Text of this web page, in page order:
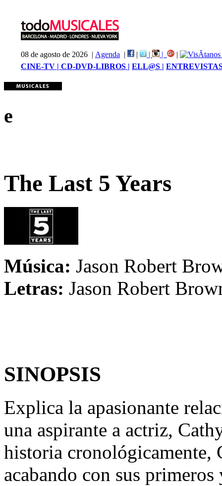
08 de agosto de 2026 | Agenda | | | |
|
CINE-TV | CD-DVD-LIBROS | ELL@S |
e
The Last 5 Years
Música: Jason Robert
Letras: Jason Robert
SINOPSIS
Explica la apasionante
una aspirante a actriz,
historia cronológicamente,
acabando con sus